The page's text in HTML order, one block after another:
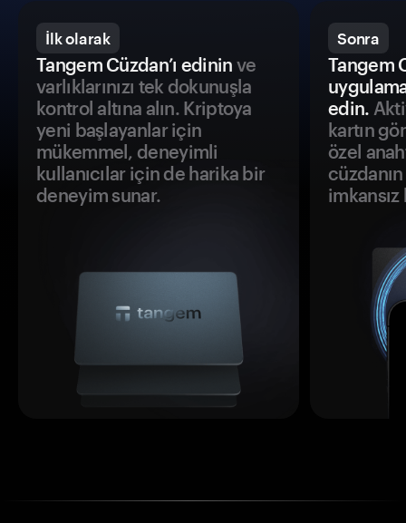
İlk olarak
Tangem Cüzdan’ı edinin ve
varlıklarınızı tek dokunuşla
kontrol altına alın. Kriptoya
yeni başlayanlar için
mükemmel, deneyimli
kullanıcılar için de harika bir
deneyim sunar.
Sonra
Tangem
edin.
kartın
özel